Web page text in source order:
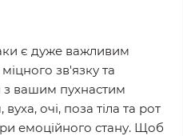
є дуже важливим
зв'язку та
з вашим пухнастим
очі, поза тіла та рот
емоційного стану. Щоб